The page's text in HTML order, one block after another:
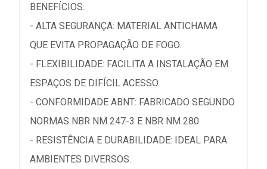
BENEFÍCIOS:
- ALTA SEGURANÇA: MATERIAL ANTICHAMA
QUE EVITA PROPAGAÇÃO DE FOGO.
- FLEXIBILIDADE: FACILITA A INSTALAÇÃO EM
ESPAÇOS DE DIFÍCIL ACESSO.
- CONFORMIDADE ABNT: FABRICADO SEGUNDO
NORMAS NBR NM 247-3 E NBR NM 280.
- RESISTÊNCIA E DURABILIDADE: IDEAL PARA
AMBIENTES DIVERSOS.